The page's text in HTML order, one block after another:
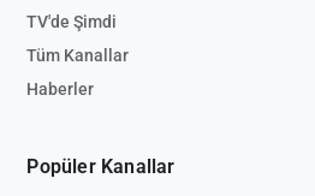
TV'de Şimdi
Tüm Kanallar
Haberler
Popüler Kanallar